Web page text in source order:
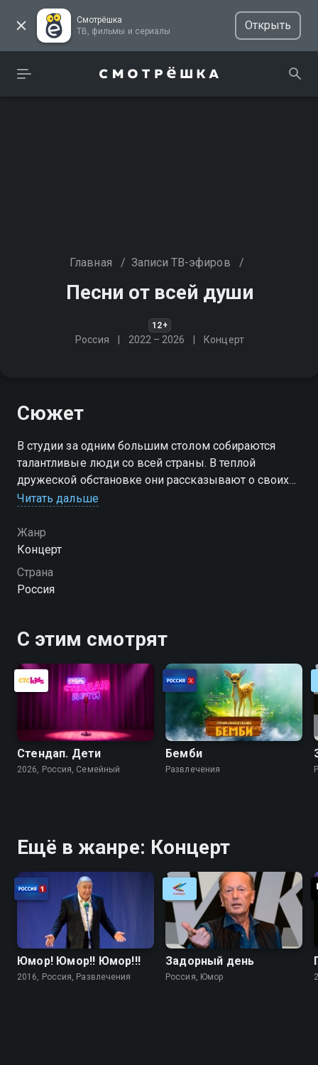
Смотрёшка
ТВ, фильмы и сериалы
Открыть
Главная / Записи ТВ-эфиров /
Песни от всей души
12+
Россия 2022 – 2026 Концерт
Сюжет
В студии за одним большим столом собираются
талантливые люди со всей страны. В теплой
дружеской обстановке они рассказывают о своих
семьях, жизни, мечтах. В перерывах между
народные песни и популярные хиты
Читать дальше
Жанр
Концерт
Страна
Россия
С этим смотрят
Стендап. Дети
2026, Россия, Cемейный
Бемби
Развлечения
Ещё в жанре: Концерт
Юмор! Юмор!! Юмор!!!
2016, Россия, Развлечения
Задорный день
Россия, Юмор